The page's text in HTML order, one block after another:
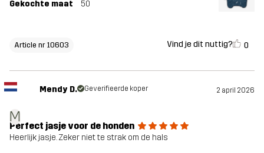
Gekochte maat 50
Article nr 10603 Vind je dit nuttig? 0
M
Mendy D. Geverifieerde koper 2 april 2026
Perfect jasje voor de honden
Heerlijk jasje. Zeker niet te strak om de hals